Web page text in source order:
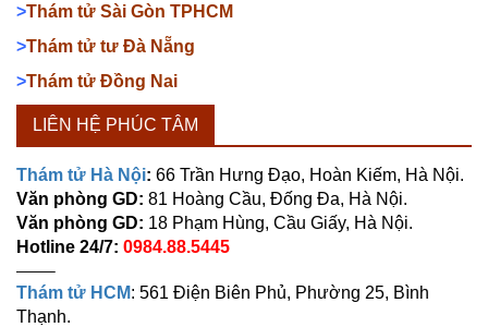
>Thám tử Sài Gòn TPHCM
>Thám tử tư Đà Nẵng
>Thám tử Đồng Nai
LIÊN HỆ PHÚC TÂM
Thám tử Hà Nội: 66 Trần Hưng Đạo, Hoàn Kiếm, Hà Nội.
Văn phòng GD: 81 Hoàng Cầu, Đống Đa, Hà Nội.
Văn phòng GD: 18 Phạm Hùng, Cầu Giấy, Hà Nội.
Hotline 24/7: 0984.88.5445
——–
Thám tử HCM: 561 Điện Biên Phủ, Phường 25, Bình
Thạnh.